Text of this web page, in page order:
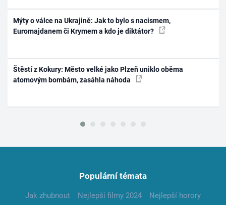
Mýty o válce na Ukrajině: Jak to bylo s nacismem,
Euromajdanem či Krymem a kdo je diktátor?
Štěstí z Kokury: Město velké jako Plzeň uniklo oběma
atomovým bombám, zasáhla náhoda
Populární témata
Jak zhubnout Nejlepší filmy 2024
Nejlepší horory